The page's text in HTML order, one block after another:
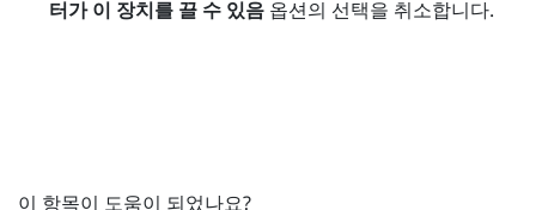
터가 이 장치를 끌 수 있음옵션의 선택을 취소합니다.
이 항목이 도움이 되었나요?